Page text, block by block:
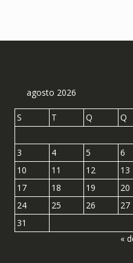
agosto 2026
S T Q Q
3
4 5 6
10
11 12 13
17
18 19 20
24
25 26 27
31
«